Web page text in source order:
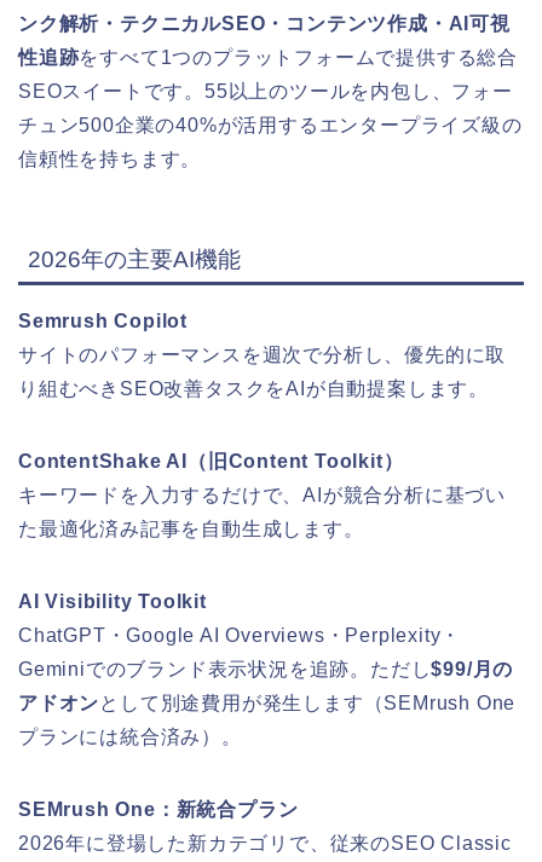
ンク解析・テクニカルSEO・コンテンツ作成・AI可視
性追跡をすべて1つのプラットフォームで提供する総合
SEOスイートです。55以上のツールを内包し、フォー
チュン500企業の40%が活用するエンタープライズ級の
信頼性を持ちます。
2026年の主要AI機能
Semrush Copilot
サイトのパフォーマンスを週次で分析し、優先的に取
り組むべきSEO改善タスクをAIが自動提案します。
ContentShake AI（旧Content Toolkit）
キーワードを入力するだけで、AIが競合分析に基づい
た最適化済み記事を自動生成します。
AI Visibility Toolkit
ChatGPT・Google AI Overviews・Perplexity・
Geminiでのブランド表示状況を追跡。ただし$99/月の
アドオンとして別途費用が発生します（SEMrush One
プランには統合済み）。
SEMrush One：新統合プラン
2026年に登場した新カテゴリで、従来のSEO Classic